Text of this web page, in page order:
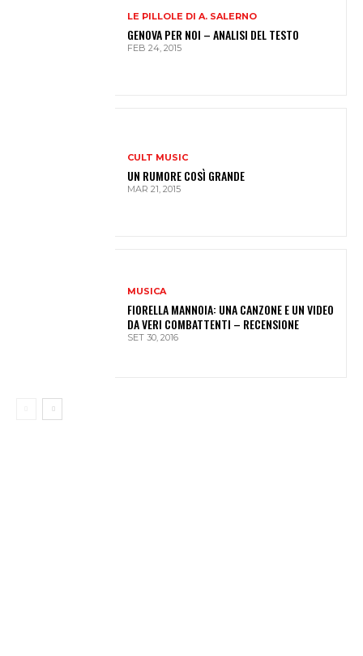
LE PILLOLE DI A. SALERNO
GENOVA PER NOI – ANALISI DEL TESTO
FEB 24, 2015
CULT MUSIC
UN RUMORE COSÌ GRANDE
MAR 21, 2015
MUSICA
FIORELLA MANNOIA: UNA CANZONE E UN VIDEO
DA VERI COMBATTENTI – RECENSIONE
SET 30, 2016